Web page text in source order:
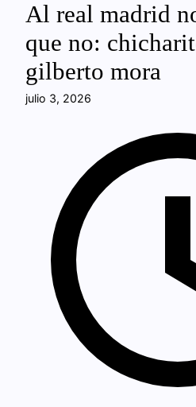
Al real madrid
que no:
gilberto mora
julio 3, 2026